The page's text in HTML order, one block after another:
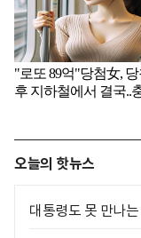
오늘의 핫뉴스
대통령도 못 만나